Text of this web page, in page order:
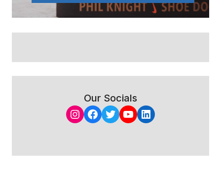
Our Socials
Instagram
Facebook
Twitter
YouTube
LinkedIn